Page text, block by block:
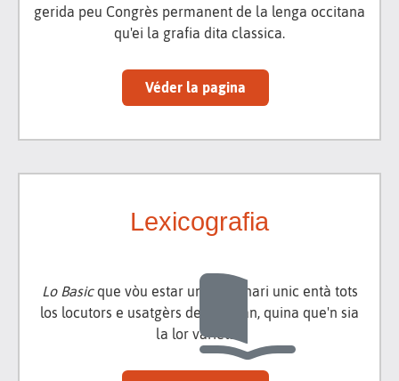
gerida peu Congrès permanent de la lenga occitana
qu'ei la grafia dita classica.
Véder la pagina
Lexicografia
Lo Basicque vòu estar un diccionari unic entà tots
los locutors e usatgèrs de l'occitan, quina que'n sia
la lor varietat.